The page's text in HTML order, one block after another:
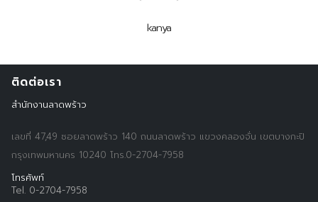
Search
for:
kanya
ติดต่อเรา
สำนักงานลาดพร้าว
เลขที่ 47,49 ซอยลาดพร้าว 140 ถนนลาดพร้าว แขวงคลองจั่น เขตบางกะปิ
กรุงเทพมหานคร 10240 โทร.0-2704-7958
โทรศัพท์
Tel. 0-2704-7958